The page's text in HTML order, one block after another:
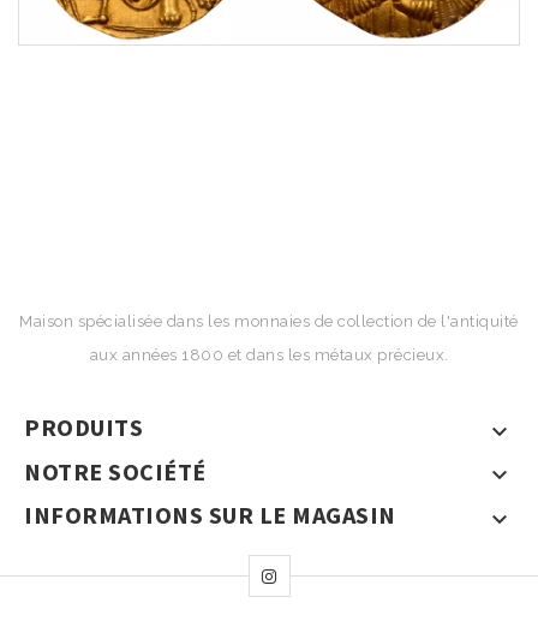
Maison spécialisée dans les monnaies de collection de l'antiquité
aux années 1800 et dans les métaux précieux.
PRODUITS 
NOTRE SOCIÉTÉ 
INFORMATIONS SUR LE MAGASIN 